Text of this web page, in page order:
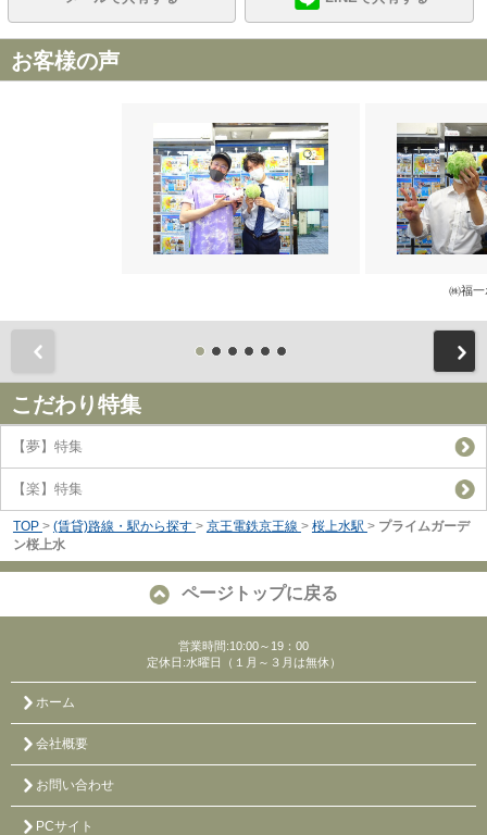
お客様の声
㈱福一
こだわり特集
【夢】特集
【楽】特集
TOP > (賃貸)路線・駅から探す > 京王電鉄京王線 > 桜上水駅 > プライムガーデ
ン桜上水
ページトップに戻る
営業時間:10:00～19：00
定休日:水曜日（１月～３月は無休）
ホーム
会社概要
お問い合わせ
PCサイト